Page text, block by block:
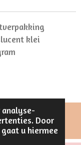
Door
u hiermee
klei